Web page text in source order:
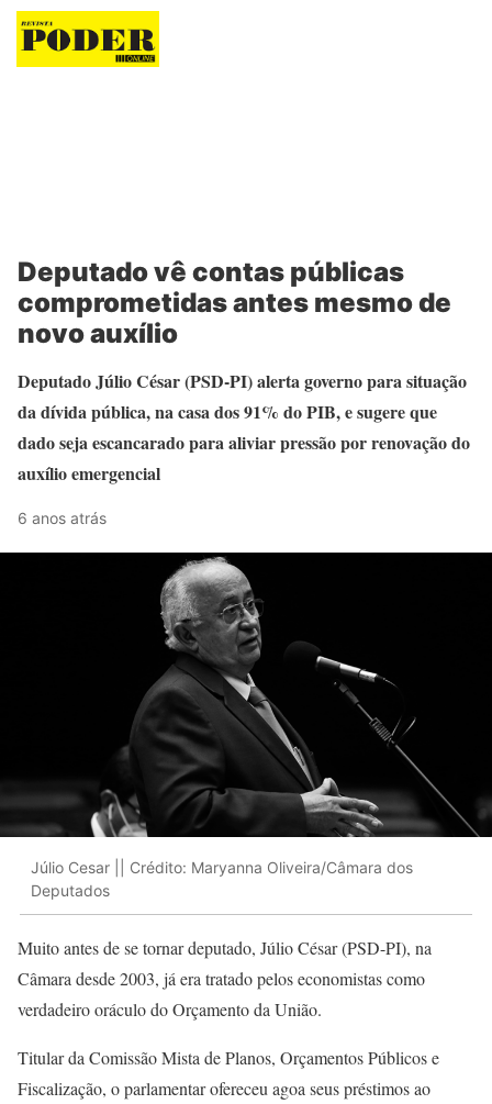
Revista Poder
Deputado vê contas públicas
comprometidas antes mesmo de
novo auxílio
Deputado Júlio César (PSD-PI) alerta governo para situação
da dívida pública, na casa dos 91% do PIB, e sugere que
dado seja escancarado para aliviar pressão por renovação do
auxílio emergencial
6 anos atrás
Júlio Cesar || Crédito: Maryanna Oliveira/Câmara dos
Deputados
Muito antes de se tornar deputado, Júlio César (PSD-PI), na
Câmara desde 2003, já era tratado pelos economistas como
verdadeiro oráculo do Orçamento da União.
Titular da Comissão Mista de Planos, Orçamentos Públicos e
Fiscalização, o parlamentar ofereceu agoa seus préstimos ao